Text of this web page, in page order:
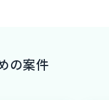
の案件